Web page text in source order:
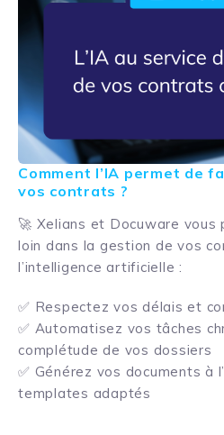
Comment l’IA permet de
vos contrats ?
🚀 Xelians et Docuware vous
loin dans la gestion de vos
l’intelligence artificielle :
✅ Respectez vos délais et
✅ Automatisez vos tâches
complétude de vos dossiers
✅ Générez vos documents à
templates adaptés